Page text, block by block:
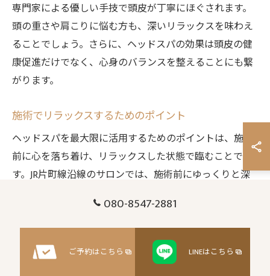
専門家による優しい手技で頭皮が丁寧にほぐされます。
頭の重さや肩こりに悩む方も、深いリラックスを味わえ
ることでしょう。さらに、ヘッドスパの効果は頭皮の健
康促進だけでなく、心身のバランスを整えることにも繋
がります。
施術でリラックスするためのポイント
ヘッドスパを最大限に活用するためのポイントは、施術
前に心を落ち着け、リラックスした状態で臨むことで
す。JR片町線沿線のサロンでは、施術前にゆっくりと深
また、施術中は心を無にして、ただ静かに目を閉じ、頭
皮の刺激を感じてみてください。これにより、施術の効
果が高まり、深いリラクゼーションが得られます。施術
後は、しばらくその余韻を楽しむことで、さらなる心身
080-8547-2881
ご予約はこちら LINEはこちら